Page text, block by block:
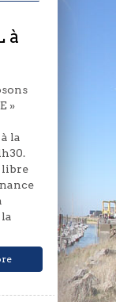
à
»
la
libre